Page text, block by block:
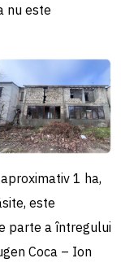
nu este
1 ha,
este
parte a întregului
Coca – Ion